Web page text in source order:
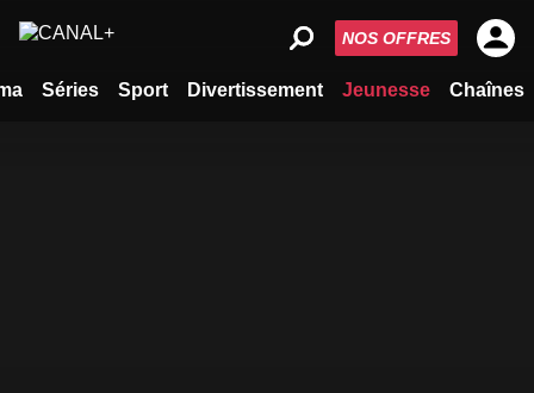
Séries Sport Divertissement Jeunesse Chaînes
NOS OFFRES